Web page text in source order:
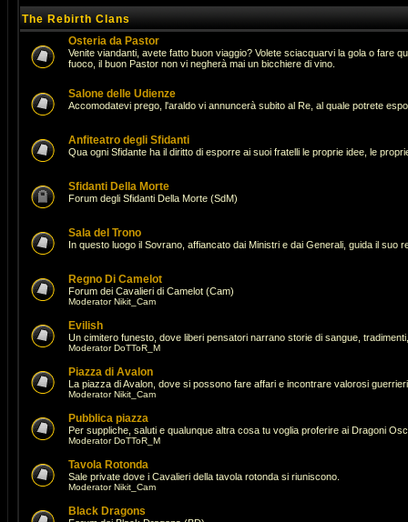
The Rebirth Clans
Osteria da Pastor
Venite viandanti, avete fatto buon viaggio? Volete sciacquarvi la gola o fare
fuoco, il buon Pastor non vi negherà mai un bicchiere di vino.
Salone delle Udienze
Accomodatevi prego, l'araldo vi annuncerà subito al Re, al quale potrete
Anfiteatro degli Sfidanti
Qua ogni Sfidante ha il diritto di esporre ai suoi fratelli le proprie idee, le
Sfidanti Della Morte
Forum degli Sfidanti Della Morte (SdM)
Sala del Trono
In questo luogo il Sovrano, affiancato dai Ministri e dai Generali, guida il suo
Regno Di Camelot
Forum dei Cavalieri di Camelot (Cam)
ModeratorNikit_Cam
Evilish
Un cimitero funesto, dove liberi pensatori narrano storie di sangue,
ModeratorDoTToR_M
Piazza di Avalon
La piazza di Avalon, dove si possono fare affari e incontrare valorosi
ModeratorNikit_Cam
Pubblica piazza
Per suppliche, saluti e qualunque altra cosa tu voglia proferire ai Dragoni
ModeratorDoTToR_M
Tavola Rotonda
Sale private dove i Cavalieri della tavola rotonda si riuniscono.
ModeratorNikit_Cam
Black Dragons